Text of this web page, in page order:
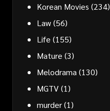
Korean Movies (234)
Law(56)
Life (155)
Mature (3)
Melodrama (130)
MGTV(1)
murder(1)